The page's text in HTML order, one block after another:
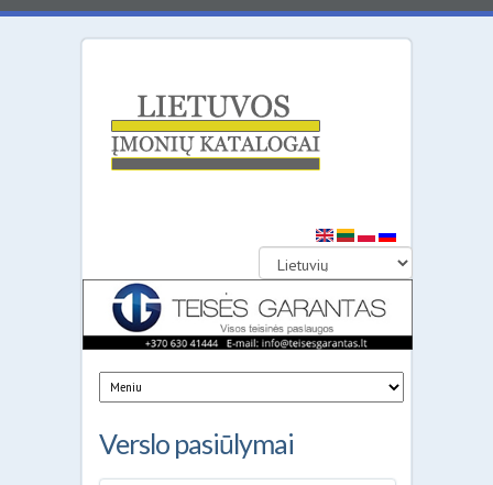
Lietuvos
įmonių
katalogai
Verslo pasiūlymai